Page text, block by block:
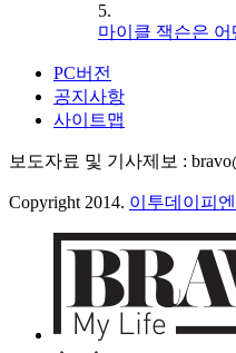
5.
마이클 잭슨은
PC버전
공지사항
사이트맵
보도자료 및 기사제보 :
Copyright 2014. 이투데이피엔